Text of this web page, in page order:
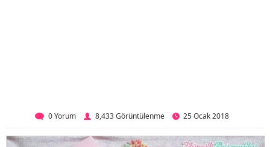
0 Yorum 8,433 Görüntülenme 25 Ocak 2018